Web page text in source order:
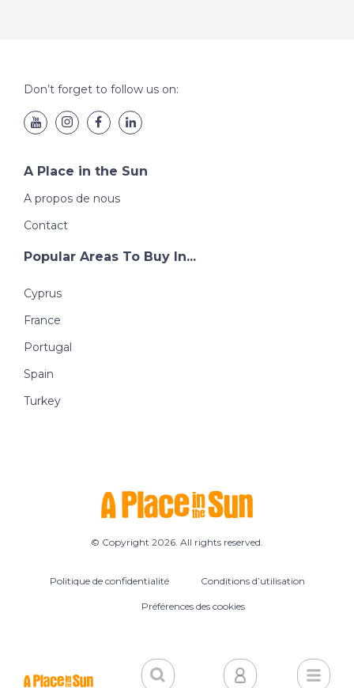
Don’t forget to follow us on:
A Place in the Sun
A propos de nous
Contact
Popular Areas To Buy In...
Cyprus
France
Portugal
Spain
Turkey
© Copyright 2026. All rights reserved.
Politique de confidentialité Conditions d’utilisation
Préférences des cookies